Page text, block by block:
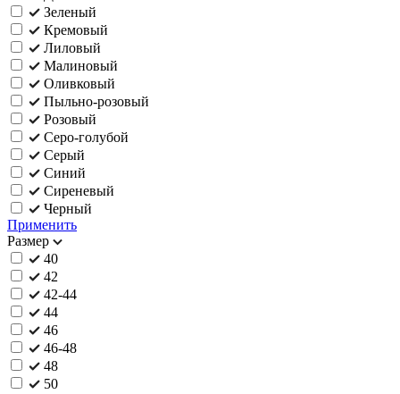
Зеленый
Кремовый
Лиловый
Малиновый
Оливковый
Пыльно-розовый
Розовый
Серо-голубой
Серый
Синий
Сиреневый
Черный
Применить
Размер
40
42
42-44
44
46
46-48
48
50